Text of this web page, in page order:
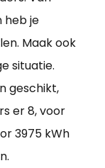
heb je
Maak ook
situatie.
geschikt,
er 8, voor
3975 kWh